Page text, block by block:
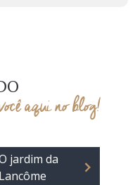
aqui no blog!
jardim da
Lancôme